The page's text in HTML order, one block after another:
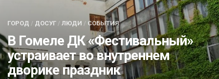
АФИША
ГОРОД / ДОСУГ / ЛЮДИ / СОБЫТИЯ
В Гомеле ДК «Фестивальный»
устраивает во внутреннем
дворике праздник